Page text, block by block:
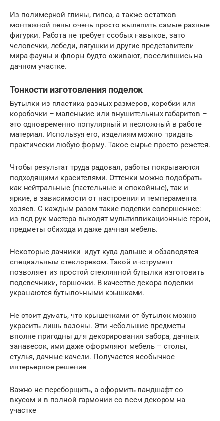
Из полимерной глины, гипса, а также остатков
монтажной пены очень просто вылепить самые разные
фигурки. Работа не требует особых навыков, зато
человечки, лебеди, лягушки и другие представители
мира фауны и флоры будто оживают, поселившись на
дачном участке.
Тонкости изготовления поделок
Бутылки из пластика разных размеров, коробки или
коробочки – маленькие или внушительных габаритов –
это одновременно популярный и несложный в работе
материал. Используя его, изделиям можно придать
практически любую форму. Такое сырье просто режется.
Чтобы результат труда радовал, работы покрываются
подходящими красителями. Оттенки можно подобрать
как нейтральные (пастельные и спокойные), так и
яркие, в зависимости от настроения и темперамента
хозяев. С каждым разом такие поделки совершеннее:
из под рук мастера выходят мультипликационные герои,
предметы обихода и даже дачная мебель.
Некоторые дачники идут куда дальше и обзаводятся
специальным стеклорезом. Такой инструмент
позволяет из простой стеклянной бутылки изготовить
подсвечники, горшочки. В качестве декора поделки
украшаются бутылочными крышками.
Не стоит думать, что крышечками от бутылок можно
украсить лишь вазоны. Эти небольшие предметы
вполне пригодны для декорирования забора, дачных
занавесок, ими даже оформляют мебель – столы,
стулья, дачные качели. Получается необычное
интерьерное решение
Важно не переборщить, а оформить ландшафт со
вкусом и в полной гармонии со всем декором на
участке